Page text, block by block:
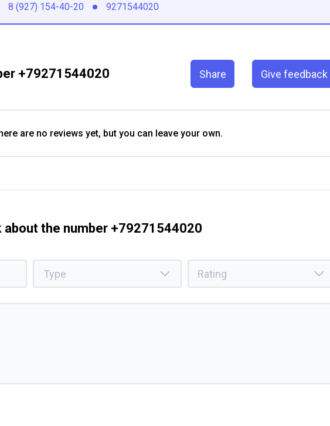
8 (927) 154-40-20 9271544020
+79271544020 Share Give feedback
are no reviews yet, but you can leave your own.
about the number +79271544020